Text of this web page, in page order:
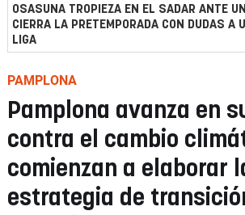
OSASUNA TROPIEZA EN EL SADAR ANTE
CIERRA LA PRETEMPORADA CON DUDAS A
LIGA
PAMPLONA
Pamplona avanza en
contra el cambio
comienzan a elaborar
estrategia de